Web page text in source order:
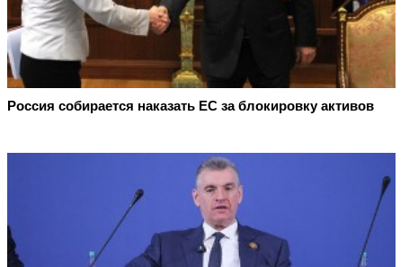
Россия собирается наказать EC за блокировку активов